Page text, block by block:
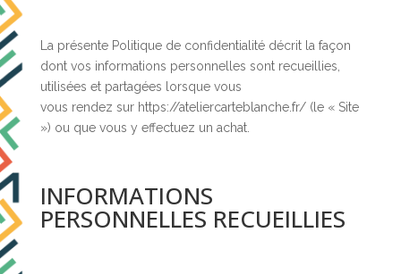
La présente Politique de confidentialité décrit la façon
dont vos informations personnelles sont recueillies,
utilisées et partagées lorsque vous
vous rendez sur https://ateliercarteblanche.fr/ (le « Site
») ou que vous y effectuez un achat.
INFORMATIONS
PERSONNELLES RECUEILLIES